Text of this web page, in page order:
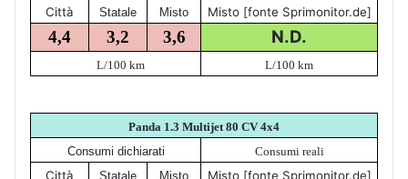
Città Statale Misto Misto [fonte Sprimonitor.de]
4,4 3,2 3,6 N.D.
L/100 km L/100 km
Panda 1.3 Multijet 80 CV 4x4
Consumi dichiarati
Consumi reali
Città Statale Misto Misto [fonte Sprimonitor.de]